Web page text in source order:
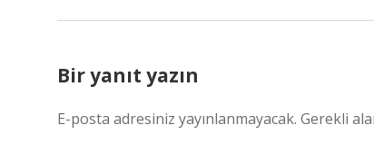
Bir yanıt yazın
E-posta adresiniz yayınlanmayacak. Gerekli